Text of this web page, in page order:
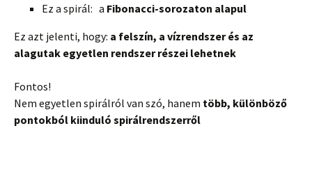
Ez a spirál: a Fibonacci-sorozaton alapul
Ez azt jelenti, hogy: a felszín, a vízrendszer és az
alagutak egyetlen rendszer részei lehetnek
Fontos!
Nem egyetlen spirálról van szó, hanem több, különböző
pontokból kiinduló spirálrendszerről